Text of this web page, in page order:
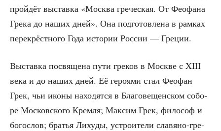
прой­дёт выстав­ка «Москва гре­че­ская. От Фео­фа­на
Гре­ка до наших дней». Она под­го­тов­ле­на в рам­ках
пере­крёст­но­го Года исто­рии Рос­сии — Греции.
Выстав­ка посвя­ще­на пути гре­ков в Москве с XIII
века и до наших дней. Её геро­я­ми стал Фео­фан
Грек, чьи ико­ны нахо­дят­ся в Бла­го­ве­щен­ском собо­
ре Мос­ков­ско­го Крем­ля; Мак­сим Грек, фило­соф и
бого­слов; бра­тья Лиху­ды, устро­и­те­ли сла­вя­но-гре­